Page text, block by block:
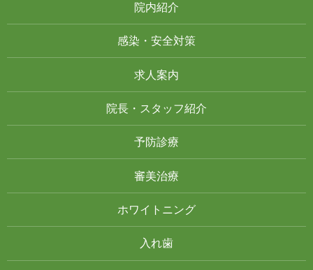
院内紹介
感染・安全対策
求人案内
院長・スタッフ紹介
予防診療
審美治療
ホワイトニング
入れ歯